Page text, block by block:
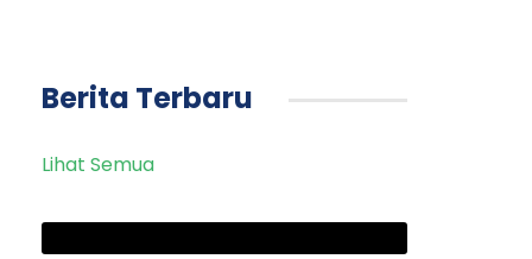
Berita Terbaru
Lihat Semua